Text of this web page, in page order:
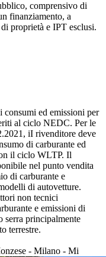
comprensivo di
finanziamento, a
proprietà e IPT esclusi.
consumi ed emissioni per
al ciclo NEDC. Per le
iI rivenditore deve
di carburante ed
il ciclo WLTP. Il
nel punto vendita
di carburante e
di autovetture.
non tecnici
e emissioni di
serra principalmente
terrestre.
- Milano - Mi